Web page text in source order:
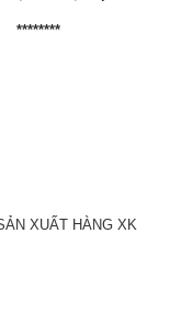
********
XUẤT HÀNG XK